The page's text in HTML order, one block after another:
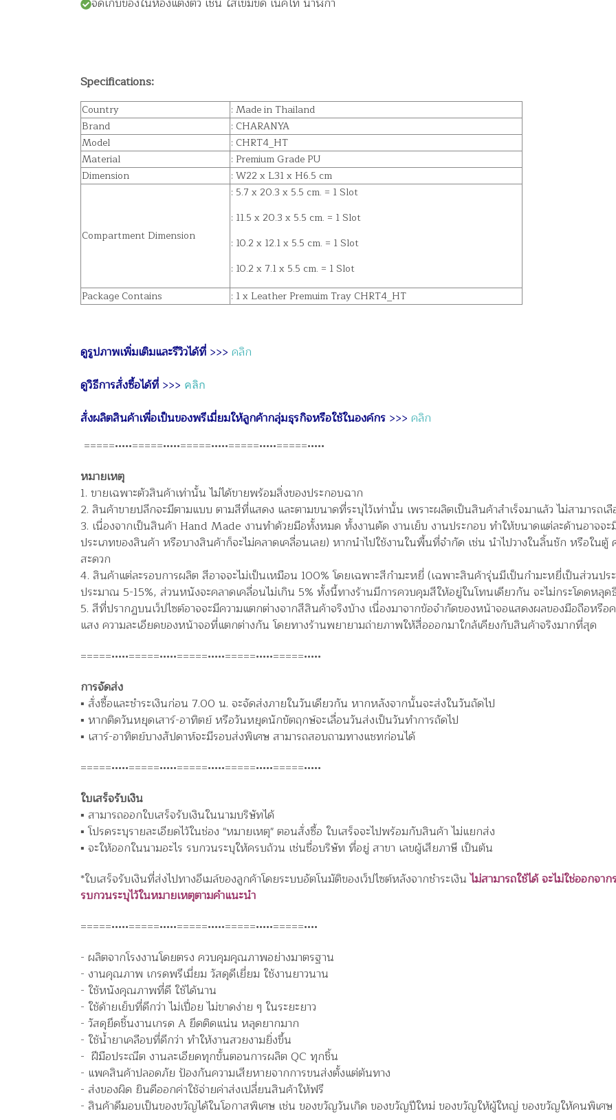
จัดเก็บของในห้องแต่งตัว เช่น ใส่เข็มขัด เนคไท นาฬิกา
Specifications:
Country
: Made in Thailand
Brand
: CHARANYA
Model
: CHRT4_HT
Material
: Premium Grade PU
Dimension
: W22 x L31 x H6.5 cm
Compartment Dimension
: 5.7 x 20.3 x 5.5 cm. = 1 Slot
: 11.5 x 20.3 x 5.5 cm. = 1 Slot
: 10.2 x 12.1 x 5.5 cm. = 1 Slot
: 10.2 x 7.1 x 5.5 cm. = 1 Slot
Package Contains
: 1 x Leather Premuim Tray CHRT4_HT
ดูรูปภาพเพิ่มเติมและรีวิวได้ที่ >>> คลิก
ดูวิธีการสั่งซื้อได้ที่ >>> คลิก
สั่งผลิตสินค้าเพื่อเป็นของพรีเมี่ยมให้ลูกค้ากลุ่มธุรกิจหรือใช้ในองค์กร >>> คลิก
=====•••••=====•••••=====•••••=====•••••=====•••••
หมายเหตุ
1. ขายเฉพาะตัวสินค้าเท่านั้น ไม่ได้ขายพร้อมสิ่งของประกอบฉาก
2. สินค้าขายปลีกจะมีตามแบบ ตามสีที่แสดง และตามขนาดที่ระบุไว้เท่านั้น เพราะผลิตเป็นสินค้าสำเร็จมาแล้ว ไม่สามารถเ
3. เนื่องจากเป็นสินค้า Hand Made งานทำด้วยมือทั้งหมด ทั้งงานตัด งานเย็บ งานประกอบ ทำให้ขนาดแต่ละด้านอาจจ
ประเภทของสินค้า หรือบางสินค้าก็จะไม่คลาดเคลื่อนเลย) หากนำไปใช้งานในพื้นที่จำกัด เช่น นำไปวางในลิ้นชัก หรือในตู้
สะดวก
4. สินค้าแต่ละรอบการผลิต สีอาจจะไม่เป็นเหมือน 100% โดยเฉพาะสีกำมะหยี่ (เฉพาะสินค้ารุ่นมีเป็นกำมะหยี่เป็นส่วนป
ประมาณ 5-15%, ส่วนหนังจะคลาดเคลื่อนไม่เกิน 5% ทั้งนี้ทางร้านมีการควบคุมสีให้อยู่ในโทนเดียวกัน จะไม่กระโดดหลุด
5. สีที่ปรากฏบนเว็ปไซต์อาจจะมีความแตกต่างจากสีสินค้าจริงบ้าง เนื่องมาจากข้อจำกัดของหน้าจอแสดงผลของมือถือหรือ
แสง ความละเอียดของหน้าจอที่แตกต่างกัน โดยทางร้านพยายามถ่ายภาพให้สื่อออกมาใกล้เคียงกับสินค้าจริงมากที่สุด
=====•••••=====•••••=====•••••=====•••••=====•••••
การจัดส่ง
▪️ สั่งซื้อและชำระเงินก่อน 7.00 น. จะจัดส่งภายในวันเดียวกัน หากหลังจากนั้นจะส่งในวันถัดไป
▪️ หากติดวันหยุดเสาร์-อาทิตย์ หรือวันหยุดนักขัตฤกษ์จะเลื่อนวันส่งเป็นวันทำการถัดไป
▪️ เสาร์-อาทิตย์บางสัปดาห์จะมีรอบส่งพิเศษ สามารถสอบถามทางแชทก่อนได้
=====•••••=====•••••=====•••••=====•••••=====•••••
ใบเสร็จรับเงิน
▪️ สามารถออกใบเสร็จรับเงินในนามบริษัทได้
▪️ โปรดระบุรายละเอียดไว้ในช่อง "หมายเหตุ" ตอนสั่งซื้อ ใบเสร็จจะไปพร้อมกับสินค้า ไม่แยกส่ง
▪️ จะให้ออกในนามอะไร รบกวนระบุให้ครบถ้วน เช่นชื่อบริษัท ที่อยู่ สาขา เลขผู้เสียภาษี เป็นต้น
*ใบเสร็จรับเงินที่ส่งไปทางอีเมล์ของลูกค้าโดยระบบอัตโนมัติของเว็ปไซต์หลังจากชำระเงินไม่สามารถใช้ได้ จะไม่ใช่ออกจ
รบกวนระบุไว้ในหมายเหตุตามคำแนะนำ
=====•••••=====•••••=====•••••=====•••••=====••••
- ผลิตจากโรงงานโดยตรง ควบคุมคุณภาพอย่างมาตรฐาน
- งานคุณภาพ เกรดพรีเมี่ยม วัสดุดีเยี่ยม ใช้งานยาวนาน
- ใช้หนังคุณภาพที่ดี ใช้ได้นาน
- ใช้ด้ายเย็บที่ดีกว่า ไม่เปื่อย ไม่ขาดง่าย ๆ ในระยะยาว
- วัสดุยึดชิ้นงานเกรด A ยึดติดแน่น หลุดยากมาก
- ใช้น้ำยาเคลือบที่ดีกว่า ทำให้งานสวยงามยิ่งขึ้น
- ฝีมือประณีต งานละเอียดทุกขั้นตอนการผลิต QC ทุกชิ้น
- แพคสินค้าปลอดภัย ป้องกันความเสียหายจากการขนส่งตั้งแต่ต้นทาง
- ส่งของผิด ยินดีออกค่าใช้จ่ายค่าส่งเปลี่ยนสินค้าให้ฟรี
- สินค้าดีมอบเป็นของขวัญได้ในโอกาสพิเศษ เช่น ของขวัญวันเกิด ของขวัญปีใหม่ ของขวัญให้ผู้ใหญ่ ของขวัญให้คนพิเศษ